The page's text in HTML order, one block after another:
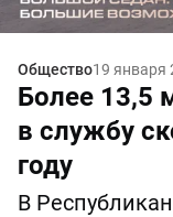
Общество19 января
Более 13,5
в службу
году
В